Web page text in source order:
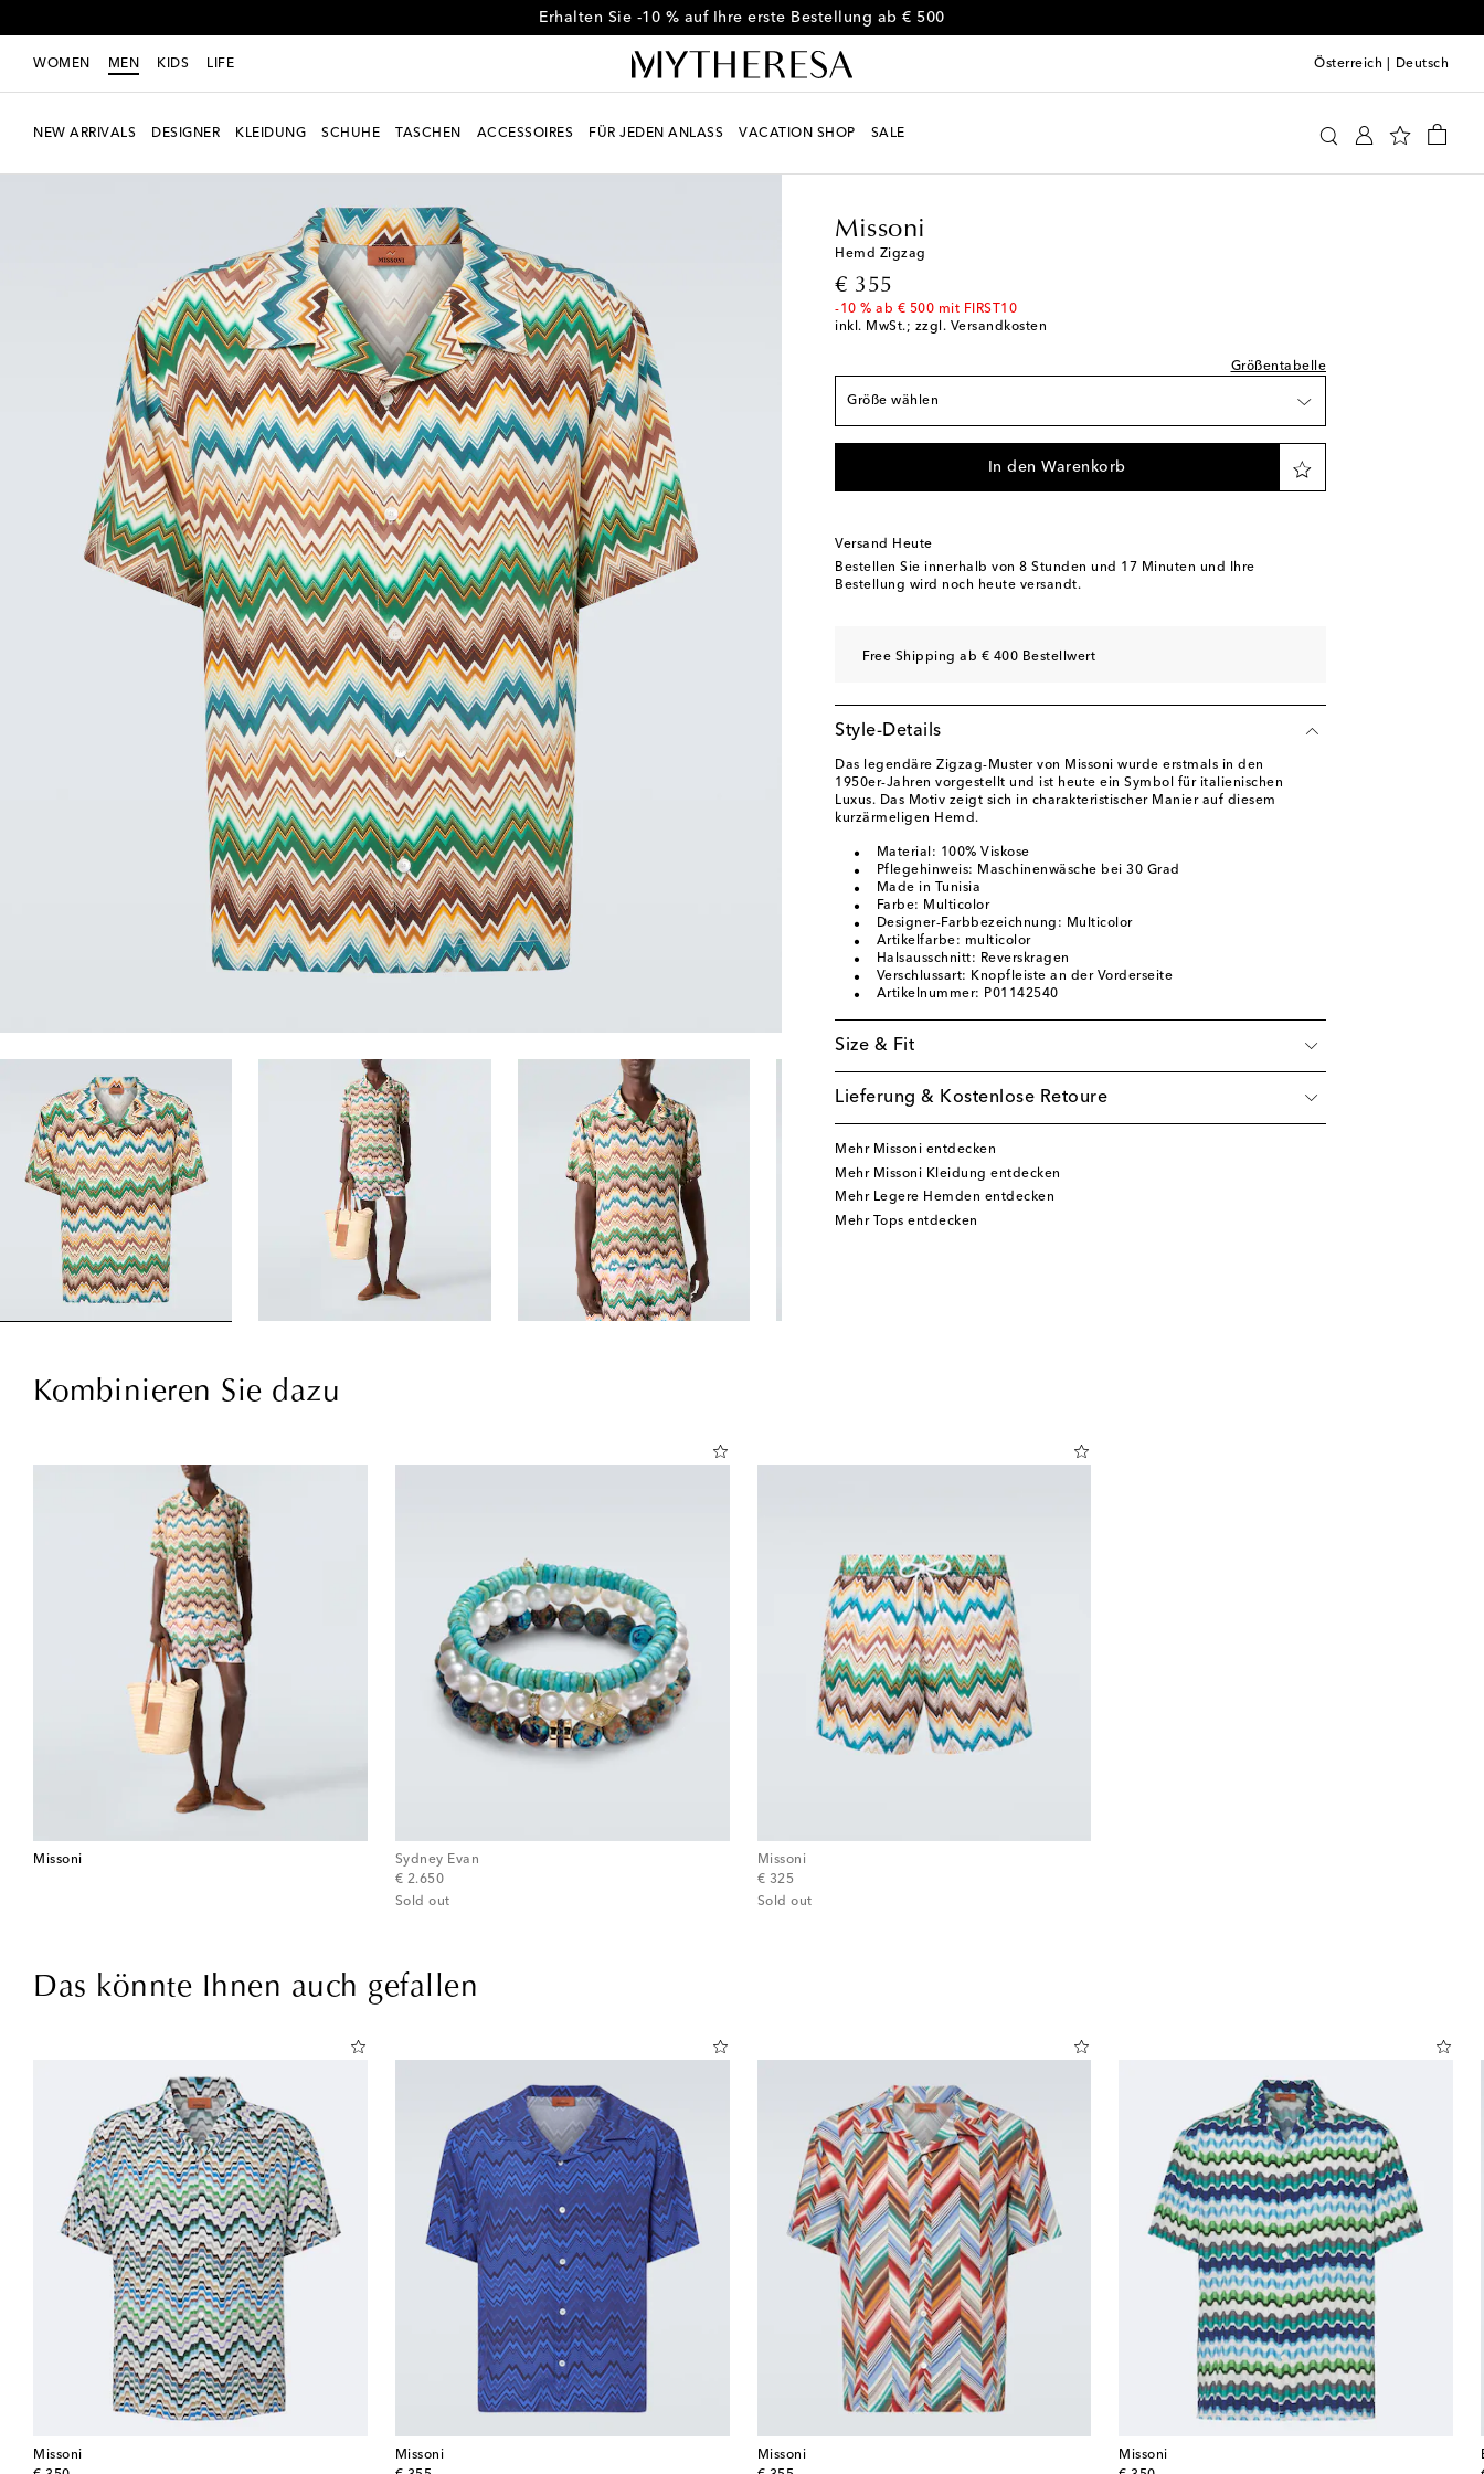
Erhalten Sie -10 % auf Ihre erste Bestellung ab € 500
WOMEN MEN KIDS LIFE Österreich Deutsch
NEW ARRIVALS DESIGNER KLEIDUNG SCHUHE TASCHEN ACCESSOIRES FÜR JEDEN ANLASS VACATION SHOP SALE
Missoni
Hemd Zigzag
€ 355
original price
-10 % ab € 500 mit FIRST10
inkl. MwSt.; zzgl. Versandkosten
Größentabelle
Größe wählen
XS / EU 37
M / EU 39
L / EU 41
XXL / EU 43
In den Warenkorb
Versand Heute
Bestellen Sie innerhalb von 8 Stunden und 17 Minuten und Ihre
Bestellung wird noch heute versandt.
Free Shipping ab € 400 Bestellwert
Style-Details
Das legendäre Zigzag-Muster von Missoni wurde erstmals in den
1950er-Jahren vorgestellt und ist heute ein Symbol für italienischen
Luxus. Das Motiv zeigt sich in charakteristischer Manier auf diesem
kurzärmeligen Hemd.
Material: 100% Viskose
Pflegehinweis: Maschinenwäsche bei 30 Grad
Made in Tunisia
Farbe: Multicolor
Designer-Farbbezeichnung: Multicolor
Artikelfarbe: multicolor
Halsausschnitt: Reverskragen
Verschlussart: Knopfleiste an der Vorderseite
Artikelnummer: P01142540
Size & Fit
Lieferung & Kostenlose Retoure
Mehr Missoni entdecken
Mehr Missoni Kleidung entdecken
Mehr Legere Hemden entdecken
Mehr Tops entdecken
Kombinieren Sie dazu
Missoni
Sydney Evan
€ 2.650
original price
Sold out
Missoni
€ 325
original price
Sold out
Das könnte Ihnen auch gefallen
Missoni
Missoni
Missoni
Missoni